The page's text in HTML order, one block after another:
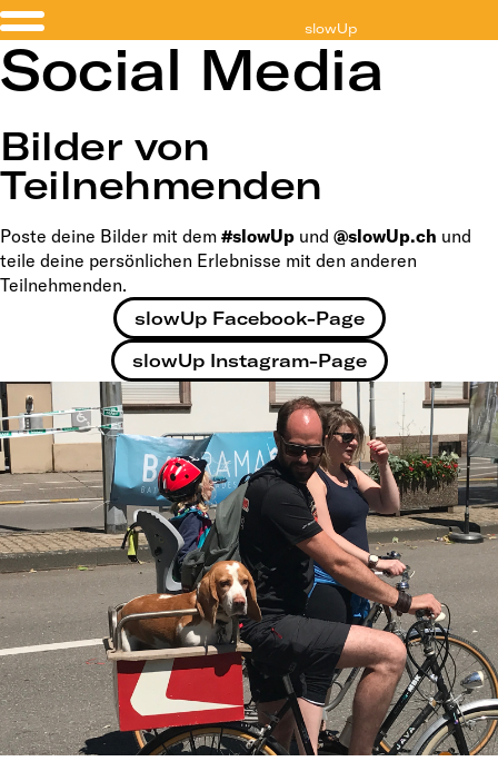
slowUp
Emmental-Oberaargau
Social Media
Bilder von
Teilnehmenden
Poste deine Bilder mit dem #slowUp und @slowUp.ch und
teile deine persönlichen Erlebnisse mit den anderen
Teilnehmenden.
slowUp Facebook-Page
slowUp Instagram-Page